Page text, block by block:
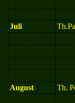
Juli
August Th.